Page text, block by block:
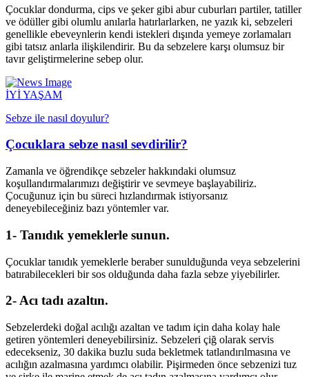
Çocuklar dondurma, cips ve şeker gibi abur cuburları partiler, tatiller
ve ödüller gibi olumlu anılarla hatırlarlarken, ne yazık ki, sebzeleri
genellikle ebeveynlerin kendi istekleri dışında yemeye zorlamaları
gibi tatsız anlarla ilişkilendirir. Bu da sebzelere karşı olumsuz bir
tavır geliştirmelerine sebep olur.
İYİ YAŞAM
Sebze ile nasıl doyulur?
Çocuklara sebze nasıl sevdirilir?
Zamanla ve öğrendikçe sebzeler hakkındaki olumsuz
koşullandırmalarımızı değiştirir ve sevmeye başlayabiliriz.
Çocuğunuz için bu süreci hızlandırmak istiyorsanız
deneyebileceğiniz bazı yöntemler var.
1- Tanıdık yemeklerle sunun.
Çocuklar tanıdık yemeklerle beraber sunulduğunda veya sebzelerini
batırabilecekleri bir sos olduğunda daha fazla sebze yiyebilirler.
2- Acı tadı azaltın.
Sebzelerdeki doğal acılığı azaltan ve tadım için daha kolay hale
getiren yöntemleri deneyebilirsiniz. Sebzeleri çiğ olarak servis
edecekseniz, 30 dakika buzlu suda bekletmek tatlandırılmasına ve
acılığın azalmasına yardımcı olabilir. Pişirmeden önce sebzenizi tuz